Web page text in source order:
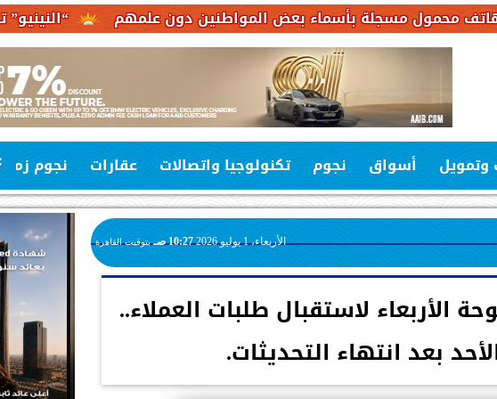
“النينيو” تهدد أسواق بأسماء بعض المواطنين دون علمهم
وتمويل أسواق نجوم تكنولوجيا واتصالات عقارات نجوم
الأربعاء، 1 يوليو 2026 10:27 صـ بتوقيت القاهرة
الأربعاء لاستقبال طلبات العملاء..
بعد انتهاء التحديثات.